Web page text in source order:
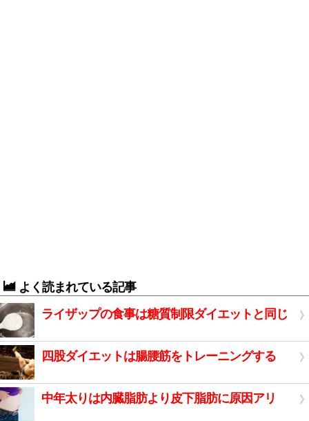
よく読まれている記事
ライザップの食事は糖質制限ダイエットと同じ
四股ダイエットは腸腰筋をトレーニングする
中年太りは内臓脂肪より皮下脂肪に原因アリ